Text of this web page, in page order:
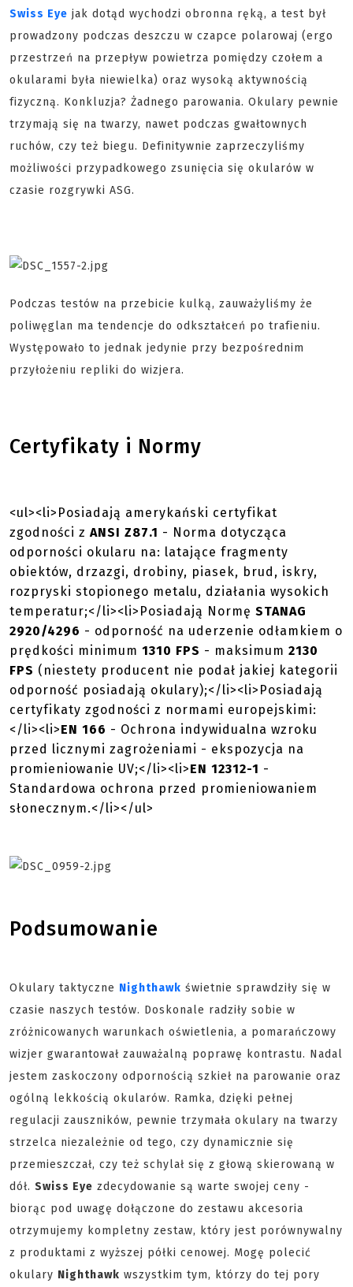
Swiss Eye jak dotąd wychodzi obronna ręką, a test był
prowadzony podczas deszczu w czapce polarowaj (ergo
przestrzeń na przepływ powietrza pomiędzy czołem a
okularami była niewielka) oraz wysoką aktywnością
fizyczną. Konkluzja? Żadnego parowania. Okulary pewnie
trzymają się na twarzy, nawet podczas gwałtownych
ruchów, czy też biegu. Definitywnie zaprzeczyliśmy
możliwości przypadkowego zsunięcia się okularów w
czasie rozgrywki ASG.
Podczas testów na przebicie kulką, zauważyliśmy że
poliwęglan ma tendencje do odkształceń po trafieniu.
Występowało to jednak jedynie przy bezpośrednim
przyłożeniu repliki do wizjera.
Certyfikaty i Normy
<ul><li>Posiadają amerykański certyfikat
zgodności z ANSI Z87.1 - Norma dotycząca
odporności okularu na: latające fragmenty
obiektów, drzazgi, drobiny, piasek, brud, iskry,
rozpryski stopionego metalu, działania wysokich
temperatur;</li><li>Posiadają Normę STANAG
2920/4296 - odporność na uderzenie odłamkiem o
prędkości minimum 1310 FPS - maksimum 2130
FPS (niestety producent nie podał jakiej kategorii
odporność posiadają okulary);</li><li>Posiadają
certyfikaty zgodności z normami europejskimi:
</li><li>EN 166 - Ochrona indywidualna wzroku
przed licznymi zagrożeniami - ekspozycja na
promieniowanie UV;</li><li>EN 12312-1 -
Standardowa ochrona przed promieniowaniem
słonecznym.</li></ul>
Podsumowanie
Okulary taktyczne Nighthawk świetnie sprawdziły się w
czasie naszych testów. Doskonale radziły sobie w
zróżnicowanych warunkach oświetlenia, a pomarańczowy
wizjer gwarantował zauważalną poprawę kontrastu. Nadal
jestem zaskoczony odpornością szkieł na parowanie oraz
ogólną lekkością okularów. Ramka, dzięki pełnej
regulacji zauszników, pewnie trzymała okulary na twarzy
strzelca niezależnie od tego, czy dynamicznie się
przemieszczał, czy też schylał się z głową skierowaną w
dół. Swiss Eye zdecydowanie są warte swojej ceny -
biorąc pod uwagę dołączone do zestawu akcesoria
otrzymujemy kompletny zestaw, który jest porównywalny
z produktami z wyższej półki cenowej. Mogę polecić
okulary Nighthawk wszystkim tym, którzy do tej pory